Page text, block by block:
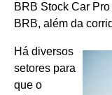
BRB Stock Car
BRB, além da
Há diversos
setores para
que o